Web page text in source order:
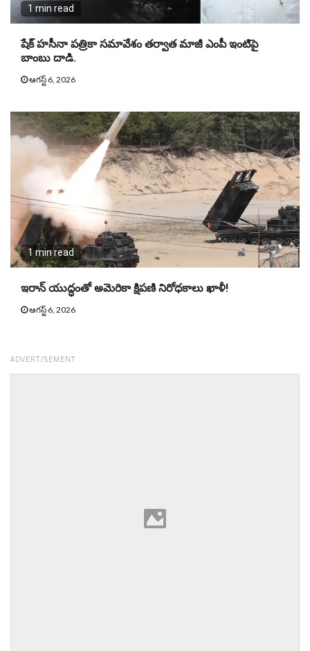
1 min read
షేక్ హసీనా పత్రికా సమావేశం తర్వాత మాజీ ఎంపీ ఇంటిపై
బాంబు దాడి.
ఆగస్ట్ 6, 2026
1 min read
ఇరాన్ యుద్ధంతో అమెరికా క్షిపణి నిరోధకాలు ఖాళీ!
ఆగస్ట్ 6, 2026
ADVERTISEMENT